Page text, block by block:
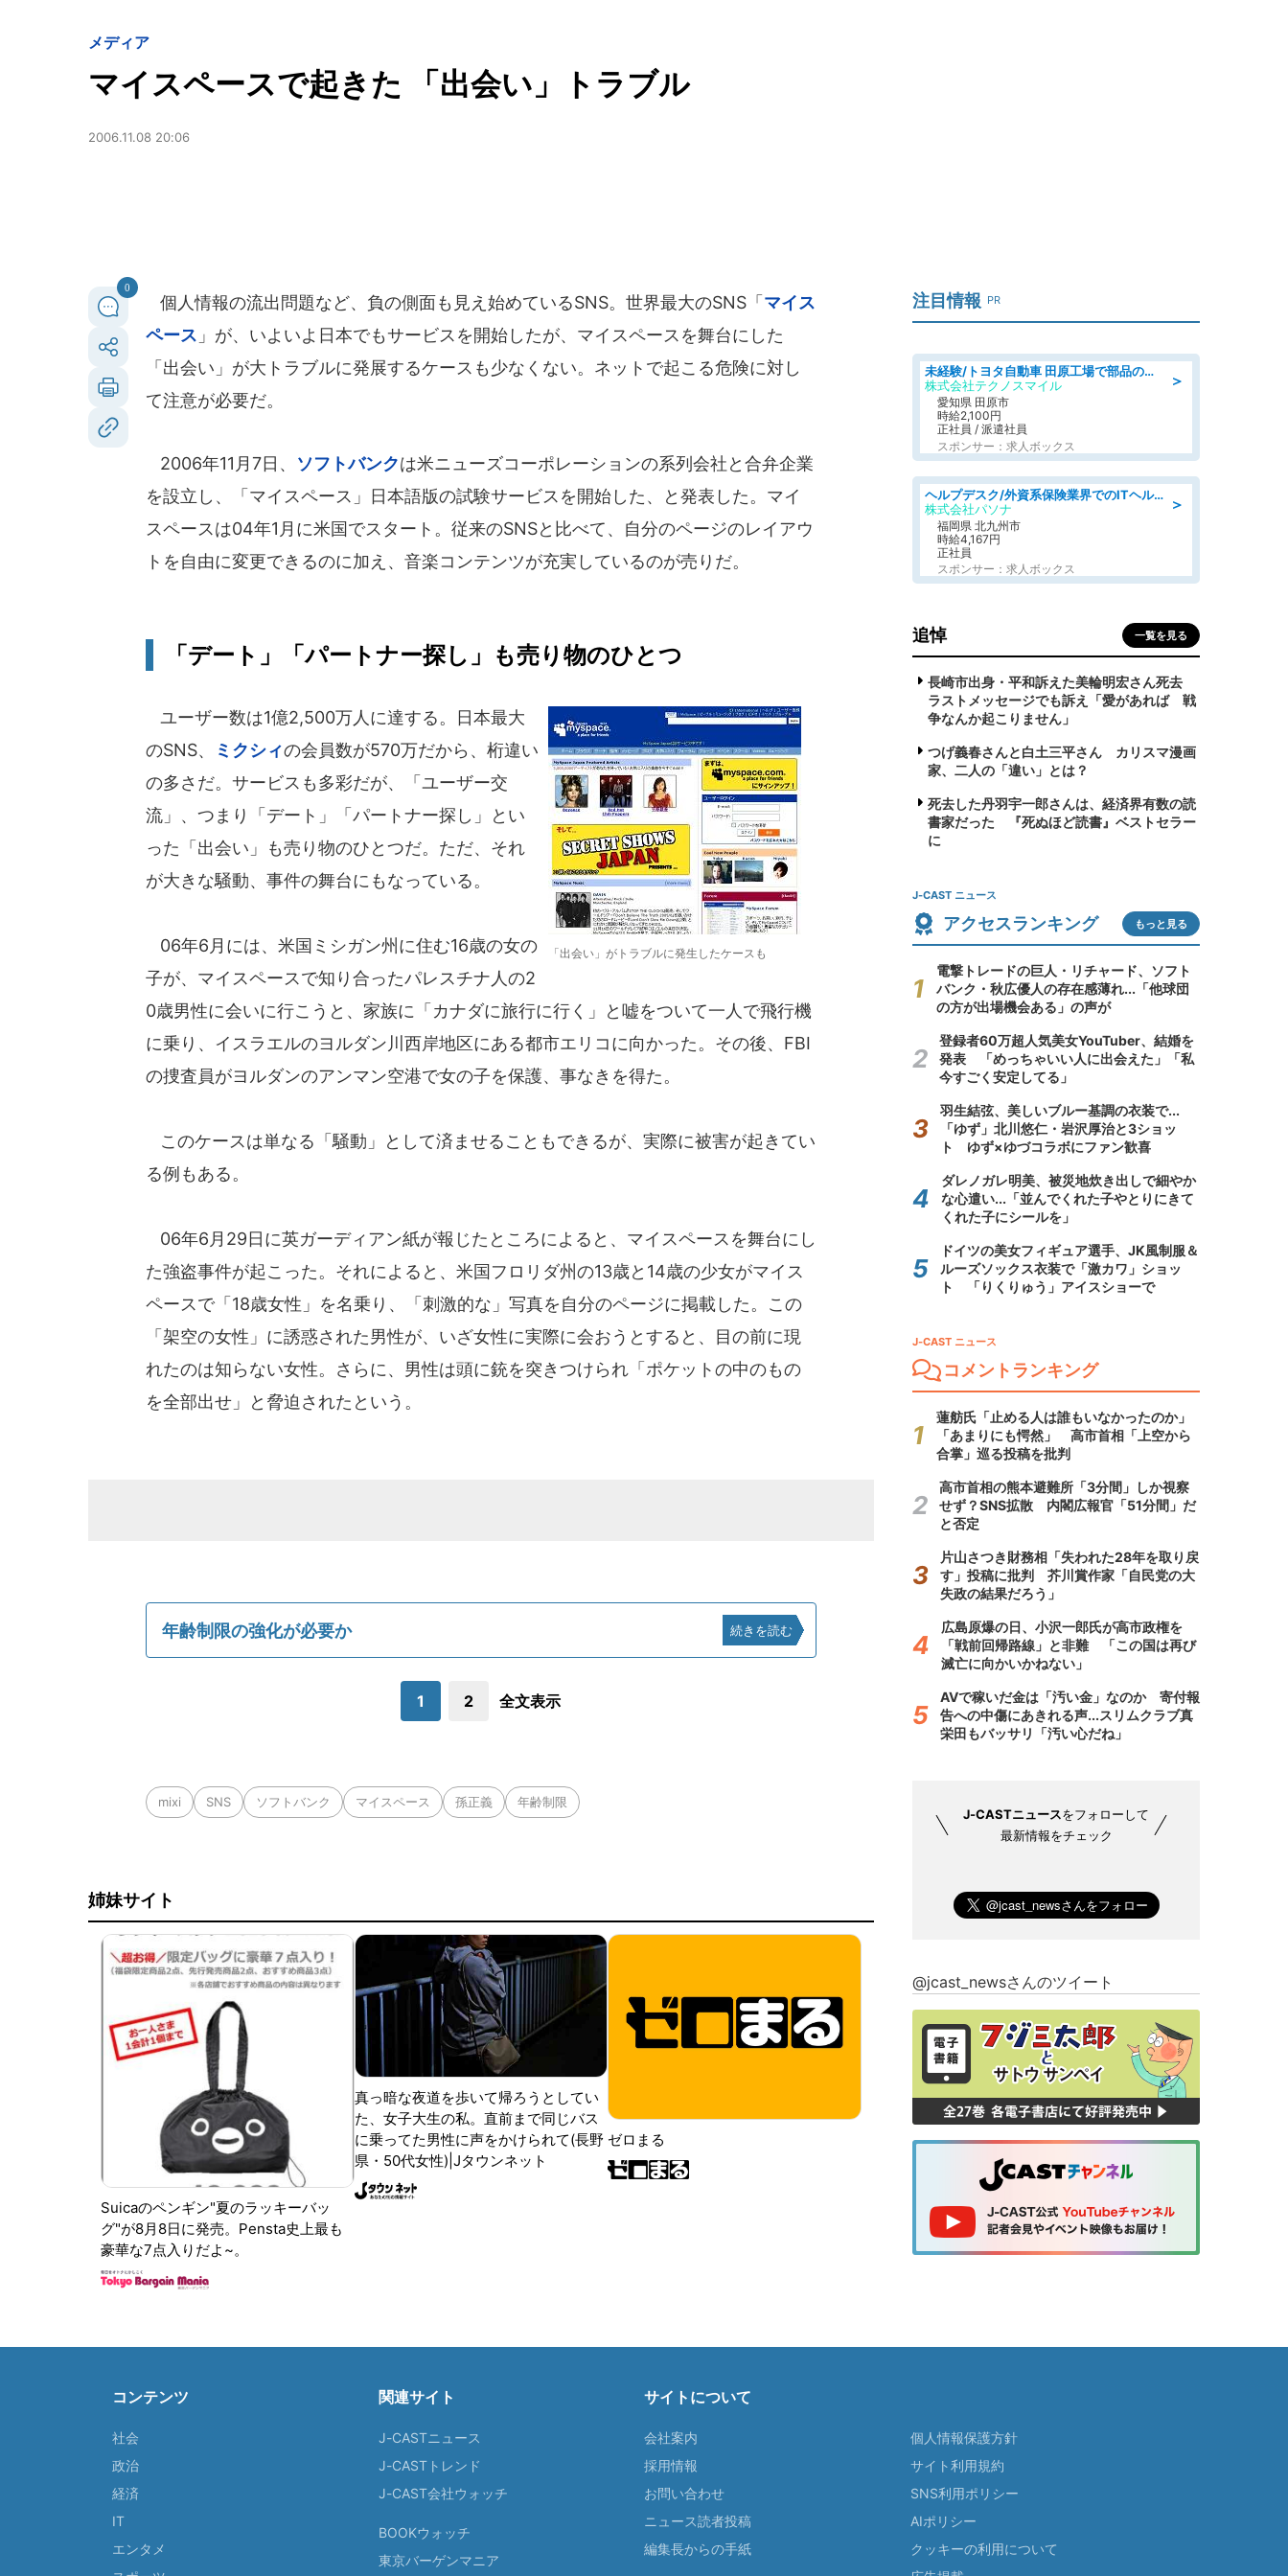
メディア
マイスペースで起きた 「出会い」トラブル
2006.11.08 20:06
0
個人情報の流出問題など、負の側面も見え始めているSNS。世界最大のSNS「 マイス
ペース 」が、いよいよ日本でもサービスを開始したが、マイスペースを舞台にした
「出会い」が大トラブルに発展するケースも少なくない。ネットで起こる危険に対し
て注意が必要だ。
2006年11月7日、 ソフトバンクは米ニューズコーポレーションの系列会社と合弁企業
を設立し、「マイスペース」日本語版の試験サービスを開始した、と発表した。マイ
スペースは04年1月に米国でスタート。従来のSNSと比べて、自分のページのレイアウ
トを自由に変更できるのに加え、音楽コンテンツが充実しているのが売りだ。
「デート」「パートナー探し」も売り物のひとつ
「出会い」がトラブルに発生したケースも
ユーザー数は1億2,500万人に達する。日本最大
のSNS、
ミクシィの会員数が570万だから、桁違い
の多さだ。サービスも多彩だが、「ユーザー交
流」、つまり「デート」「パートナー探し」とい
った「出会い」も売り物のひとつだ。ただ、それ
が大きな騒動、事件の舞台にもなっている。
06年6月には、米国ミシガン州に住む16歳の女の
子が、マイスペースで知り合ったパレスチナ人の2
0歳男性に会いに行こうと、家族に「カナダに旅行に行く」と嘘をついて一人で飛行機
に乗り、イスラエルのヨルダン川西岸地区にある都市エリコに向かった。その後、FBI
の捜査員がヨルダンのアンマン空港で女の子を保護、事なきを得た。
このケースは単なる「騒動」として済ませることもできるが、実際に被害が起きてい
る例もある。
06年6月29日に英ガーディアン紙が報じたところによると、マイスペースを舞台にし
た強盗事件が起こった。それによると、米国フロリダ州の13歳と14歳の少女がマイス
ペースで「18歳女性」を名乗り、「刺激的な」写真を自分のページに掲載した。この
「架空の女性」に誘惑された男性が、いざ女性に実際に会おうとすると、目の前に現
れたのは知らない女性。さらに、男性は頭に銃を突きつけられ「ポケットの中のもの
を全部出せ」と脅迫されたという。
年齢制限の強化が必要か 続きを読む
1 2 全文表示
mixi SNS ソフトバンク マイスペース 孫正義 年齢制限
姉妹サイト
Suicaのペンギン"夏のラッキーバッ
グ"が8月8日に発売。Pensta史上最も
豪華な7点入りだよ~。
真っ暗な夜道を歩いて帰ろうとしてい
た、女子大生の私。直前まで同じバス
に乗ってた男性に声をかけられて(長野
県・50代女性)|Jタウンネット
ゼロまる
注目情報 PR
＞
未経験/トヨタ自動車 田原工場で部品の運搬作業/tutumi
株式会社テクノスマイル
愛知県 田原市
時給2,100円
正社員 / 派遣社員
スポンサー：求人ボックス
＞
ヘルプデスク/外資系保険業界でのITヘルプデスク業務/駅近/即日勤務可/ヘルプデスク
株式会社パソナ
福岡県 北九州市
時給4,167円
正社員
スポンサー：求人ボックス
追悼 一覧を見る
長崎市出身・平和訴えた美輪明宏さん死去
ラストメッセージでも訴え「愛があれば 戦
争なんか起こりません」
つげ義春さんと白土三平さん カリスマ漫画
家、二人の「違い」とは？
死去した丹羽宇一郎さんは、経済界有数の読
書家だった 『死ぬほど読書』ベストセラー
に
J-CAST ニュース
アクセスランキング もっと見る
電撃トレードの巨人・リチャード、ソフト
バンク・秋広優人の存在感薄れ...「他球団
の方が出場機会ある」の声が
登録者60万超人気美女YouTuber、結婚を
発表 「めっちゃいい人に出会えた」「私
今すごく安定してる」
羽生結弦、美しいブルー基調の衣装で...
「ゆず」北川悠仁・岩沢厚治と3ショッ
ト ゆず×ゆづコラボにファン歓喜
ダレノガレ明美、被災地炊き出しで細やか
な心遣い...「並んでくれた子やとりにきて
くれた子にシールを」
ドイツの美女フィギュア選手、JK風制服＆
ルーズソックス衣装で「激カワ」ショッ
ト 「りくりゅう」アイスショーで
J-CAST ニュース
コメントランキング
蓮舫氏「止める人は誰もいなかったのか」
「あまりにも愕然」 高市首相「上空から
合掌」巡る投稿を批判
高市首相の熊本避難所「3分間」しか視察
せず？SNS拡散 内閣広報官「51分間」だ
と否定
片山さつき財務相「失われた28年を取り戻
す」投稿に批判 芥川賞作家「自民党の大
失政の結果だろう」
広島原爆の日、小沢一郎氏が高市政権を
「戦前回帰路線」と非難 「この国は再び
滅亡に向かいかねない」
AVで稼いだ金は「汚い金」なのか 寄付報
告への中傷にあきれる声...スリムクラブ真
栄田もバッサリ「汚い心だね」
J-CASTニュースをフォローして
最新情報をチェック
@jcast_newsさんのツイート
コンテンツ
社会
政治
経済
IT
エンタメ
関連サイト
J-CASTニュース
J-CASTトレンド
J-CAST会社ウォッチ
BOOKウォッチ
東京バーゲンマニア
サイトについて
会社案内
採用情報
お問い合わせ
ニュース読者投稿
編集長からの手紙
個人情報保護方針
サイト利用規約
SNS利用ポリシー
AIポリシー
クッキーの利用について